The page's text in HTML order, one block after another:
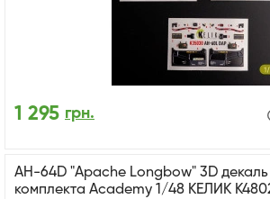
1 295 грн.
AH-64D "Apache Longbow" 3D
комплекта Academy 1/48 КЕЛИК